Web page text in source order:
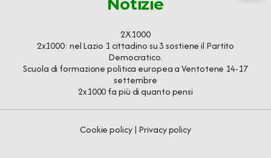
Notizie
2X1000
2x1000: nel Lazio 1 cittadino su 3 sostiene il Partito
Democratico.
Scuola di formazione politica europea a Ventotene 14-17
settembre
2x1000 fa più di quanto pensi
Cookie policy| Privacy policy